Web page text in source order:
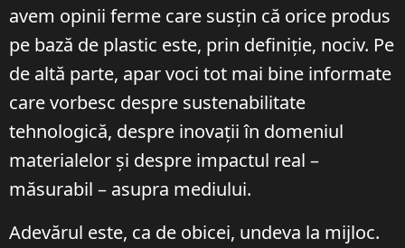
avem opinii ferme care susțin că orice produs
pe bază de plastic este, prin definiție, nociv. Pe
de altă parte, apar voci tot mai bine informate
care vorbesc despre sustenabilitate
tehnologică, despre inovații în domeniul
materialelor și despre impactul real –
măsurabil – asupra mediului.
Adevărul este, ca de obicei, undeva la mijloc.